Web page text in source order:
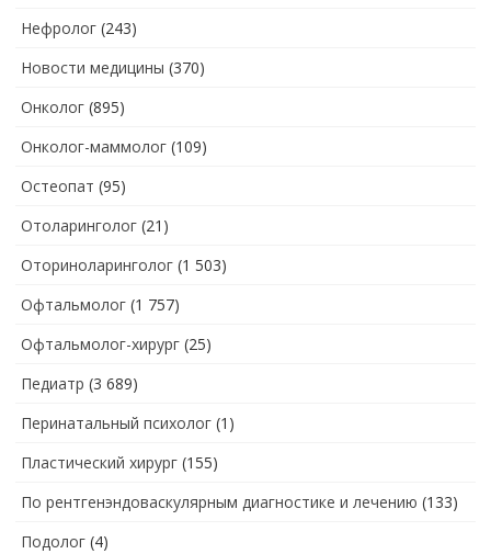
Нефролог (243)
Новости медицины (370)
Онколог (895)
Онколог-маммолог (109)
Остеопат (95)
Отоларинголог (21)
Оториноларинголог (1 503)
Офтальмолог (1 757)
Офтальмолог-хирург (25)
Педиатр (3 689)
Перинатальный психолог (1)
Пластический хирург (155)
По рентгенэндоваскулярным диагностике и лечению (133)
Подолог (4)